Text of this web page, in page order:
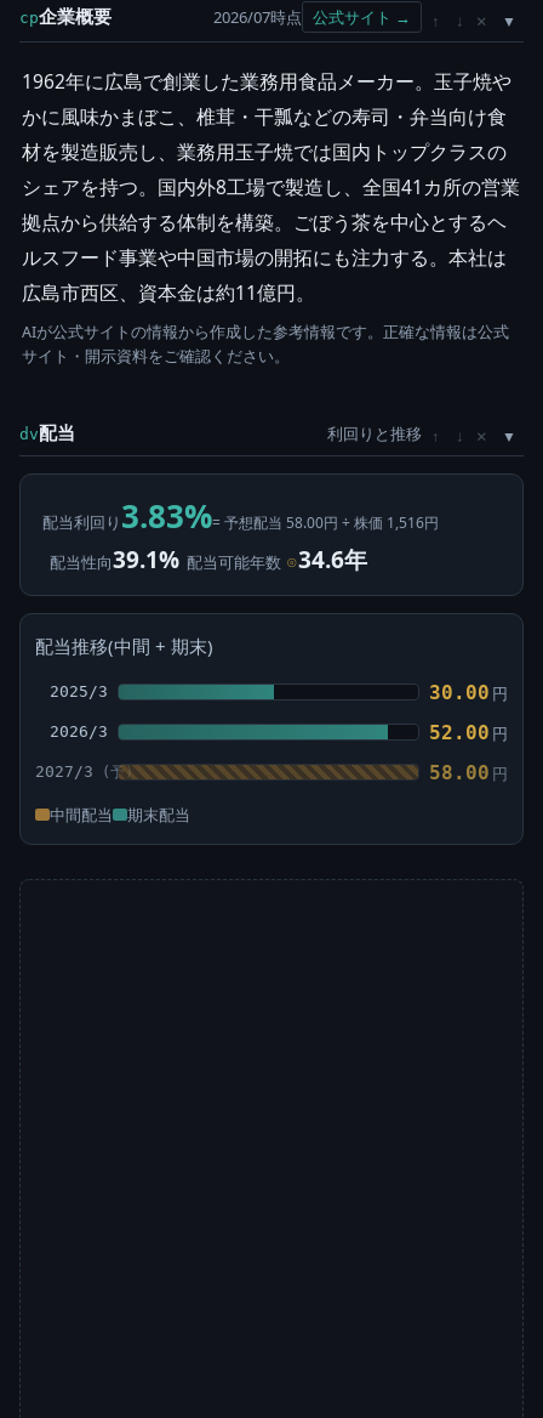
cp企業概要 2026/07時点 公式サイト → ↑ ↓ ×
1962年に広島で創業した業務用食品メーカー。玉子焼や
かに風味かまぼこ、椎茸・干瓢などの寿司・弁当向け食
材を製造販売し、業務用玉子焼では国内トップクラスの
シェアを持つ。国内外8工場で製造し、全国41カ所の営業
拠点から供給する体制を構築。ごぼう茶を中心とするヘ
ルスフード事業や中国市場の開拓にも注力する。本社は
広島市西区、資本金は約11億円。
AIが公式サイトの情報から作成した参考情報です。正確な情報は公式
サイト・開示資料をご確認ください。
dv配当 利回りと推移 ↑ ↓ ×
配当利回り 3.83%= 予想配当 58.00円 ÷ 株価 1,516円
配当性向39.1% 配当可能年数 ⊙34.6年
配当推移(中間 + 期末)
2025/3 30.00 円
2026/3 52.00 円
2027/3 58.00 円
中間配当 期末配当